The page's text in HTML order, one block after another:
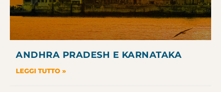
ANDHRA PRADESH E KARNATAKA
LEGGI TUTTO »